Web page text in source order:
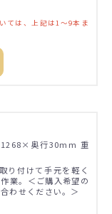
ては、上記は1～9本ま
奥行30mm 重
り付けて手元を軽く
業。＜ご購入希望の
わせください。＞